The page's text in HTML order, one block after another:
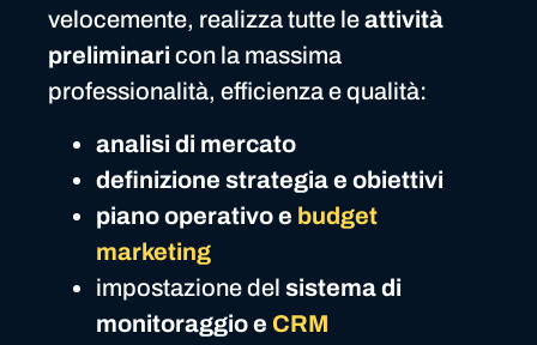
velocemente, realizza tutte leattività
preliminari con la massima
professionalità, efficienza e qualità:
analisi di mercato
definizione strategia e obiettivi
piano operativo e budget
marketing
impostazione del sistema di
monitoraggio e CRM